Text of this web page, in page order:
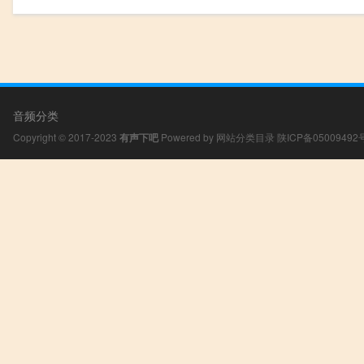
音频分类
Copyright © 2017-2023 有声下吧 Powered by 网站分类目录 陕ICP备05009492